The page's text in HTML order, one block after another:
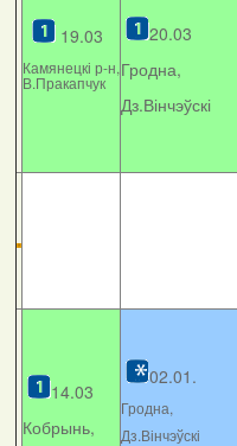
19.03
Камянецкі р-н,
В.Пракапчук
20.03
Гродна,
Дз.Вінчэўскі
14.03
Кобрынь,
02.01.
Гродна,
Дз.Вінчэўскі